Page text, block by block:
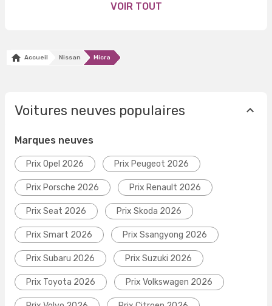
VOIR TOUT
Accueil Nissan Micra
Voitures neuves populaires
Marques neuves
Prix Opel 2026 Prix Peugeot 2026
Prix Porsche 2026 Prix Renault 2026
Prix Seat 2026 Prix Skoda 2026
Prix Smart 2026 Prix Ssangyong 2026
Prix Subaru 2026 Prix Suzuki 2026
Prix Toyota 2026 Prix Volkswagen 2026